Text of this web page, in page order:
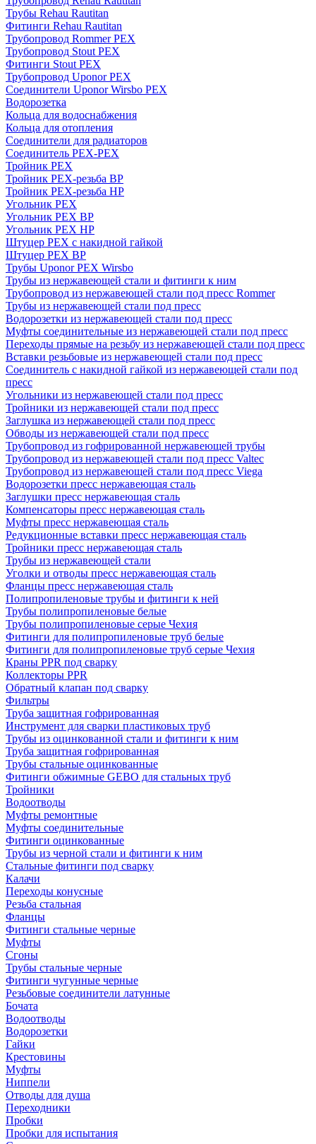
Трубы Rehau Rautitan
Фитинги Rehau Rautitan
Трубопровод Rommer PEX
Трубопровод Stout PEX
Фитинги Stout PEX
Трубопровод Uponor PEX
Соединители Uponor Wirsbo PEX
Водорозетка
Кольца для водоснабжения
Кольца для отопления
Соединители для радиаторов
Соединитель PEX-PEX
Тройник PEX
Тройник PEX-резьба ВР
Тройник PEX-резьба НР
Угольник PEX
Угольник PEX ВР
Угольник PEX НР
Штуцер PEX c накидной гайкой
Штуцер PEX ВР
Трубы Uponor PEX Wirsbo
Трубы из нержавеющей стали и фитинги к ним
Трубопровод из нержавеющей стали под пресс Rommer
Трубы из нержавеющей стали под пресс
Водорозетки из нержавеющей стали под пресс
Муфты соединительные из нержавеющей стали под пресс
Переходы прямые на резьбу из нержавеющей стали под пресс
Вставки резьбовые из нержавеющей стали под пресс
Соединитель с накидной гайкой из нержавеющей стали под
пресс
Угольники из нержавеющей стали под пресс
Тройники из нержавеющей стали под пресс
Заглушка из нержавеющей стали под пресс
Обводы из нержавеющей стали под пресс
Трубопровод из гофрированной нержавеющей трубы
Трубопровод из нержавеющей стали под пресс Valtec
Трубопровод из нержавеющей стали под пресс Viega
Водорозетки пресс нержавеющая сталь
Заглушки пресс нержавеющая сталь
Компенсаторы пресс нержавеющая сталь
Муфты пресс нержавеющая сталь
Редукционные вставки пресс нержавеющая сталь
Тройники пресс нержавеющая сталь
Трубы из нержавеющей стали
Уголки и отводы пресс нержавеющая сталь
Фланцы пресс нержавеющая сталь
Полипропиленовые трубы и фитинги к ней
Трубы полипропиленовые белые
Трубы полипропиленовые серые Чехия
Фитинги для полипропиленовые труб белые
Фитинги для полипропиленовые труб серые Чехия
Краны PPR под сварку
Коллекторы PPR
Обратный клапан под сварку
Фильтры
Труба защитная гофрированная
Инструмент для сварки пластиковых труб
Трубы из оцинкованной стали и фитинги к ним
Труба защитная гофрированная
Трубы стальные оцинкованные
Фитинги обжимные GEBO для стальных труб
Тройники
Водоотводы
Муфты ремонтные
Муфты соединительные
Фитинги оцинкованные
Трубы из черной стали и фитинги к ним
Стальные фитинги под сварку
Калачи
Переходы конусные
Резьба стальная
Фланцы
Фитинги стальные черные
Муфты
Сгоны
Трубы стальные черные
Фитинги чугунные черные
Резьбовые соединители латунные
Бочата
Водоотводы
Водорозетки
Гайки
Крестовины
Муфты
Ниппели
Отводы для душа
Переходники
Пробки
Пробки для испытания